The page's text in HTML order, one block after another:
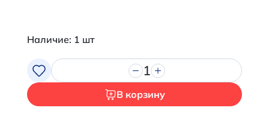
Наличие: 1 шт
1
В корзину